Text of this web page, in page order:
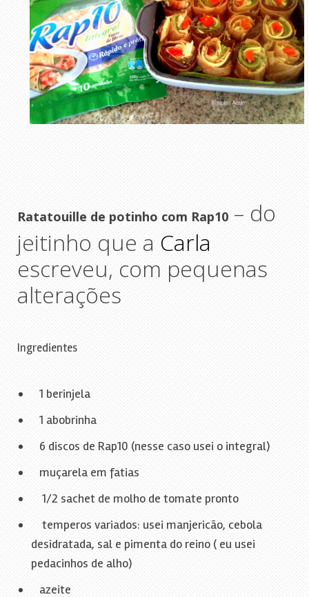
Ratatouille de potinho com Rap10– do
jeitinho que a Carla
escreveu, com pequenas
alterações
Ingredientes
1 berinjela
1 abobrinha
6 discos de Rap10 (nesse caso usei o integral)
muçarela em fatias
1/2 sachet de molho de tomate pronto
temperos variados: usei manjericão, cebola
desidratada, sal e pimenta do reino ( eu usei
pedacinhos de alho)
azeite